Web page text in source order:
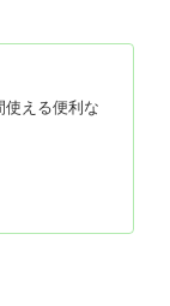
使える便利な